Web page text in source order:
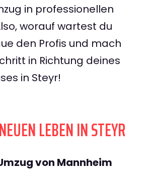
in professionellen
worauf wartest du
den Profis und mach
in Richtung deines
in Steyr!
LEBEN IN STEYR
von Mannheim